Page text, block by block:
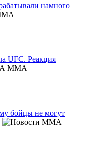
намного
UFC. Реакция
MMA
бойцы не могут